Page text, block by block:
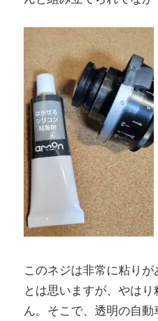
このネジは非常に粘り
とは思いますが、やは
ん。そこで、透明の自動